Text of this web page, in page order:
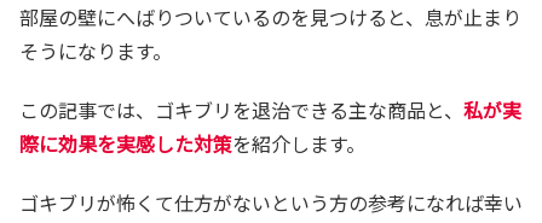
部屋の壁にへばりついているのを見つけると、息が止まり
そうになります。
この記事では、ゴキブリを退治できる主な商品と、 私が実
際に効果を実感した対策を紹介します。
ゴキブリが怖くて仕方がないという方の参考になれば幸い